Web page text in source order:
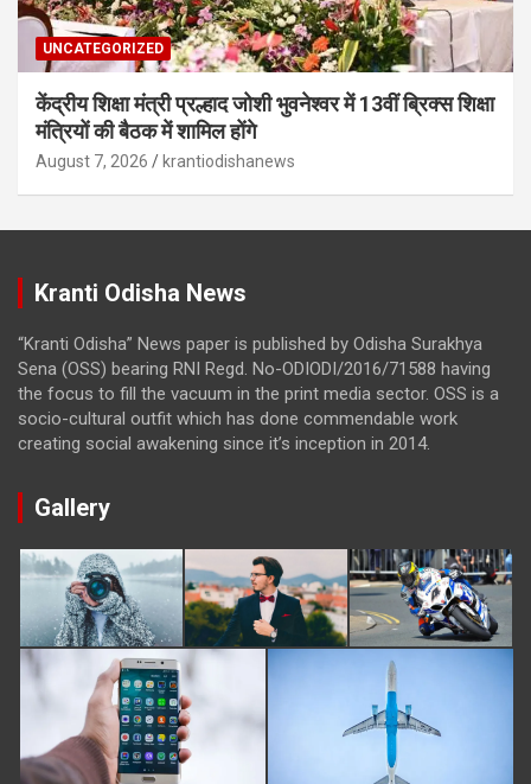
UNCATEGORIZED
केंद्रीय शिक्षा मंत्री प्रल्हाद जोशी भुवनेश्वर में 13वीं ब्रिक्स शिक्षा
मंत्रियों की बैठक में शामिल होंगे
August 7, 2026 krantiodishanews
Kranti Odisha News
“Kranti Odisha” News paper is published by Odisha Surakhya
Sena (OSS) bearing RNI Regd. No-ODIODI/2016/71588 having
the focus to fill the vacuum in the print media sector. OSS is a
socio-cultural outfit which has done commendable work
creating social awakening since it’s inception in 2014.
Gallery